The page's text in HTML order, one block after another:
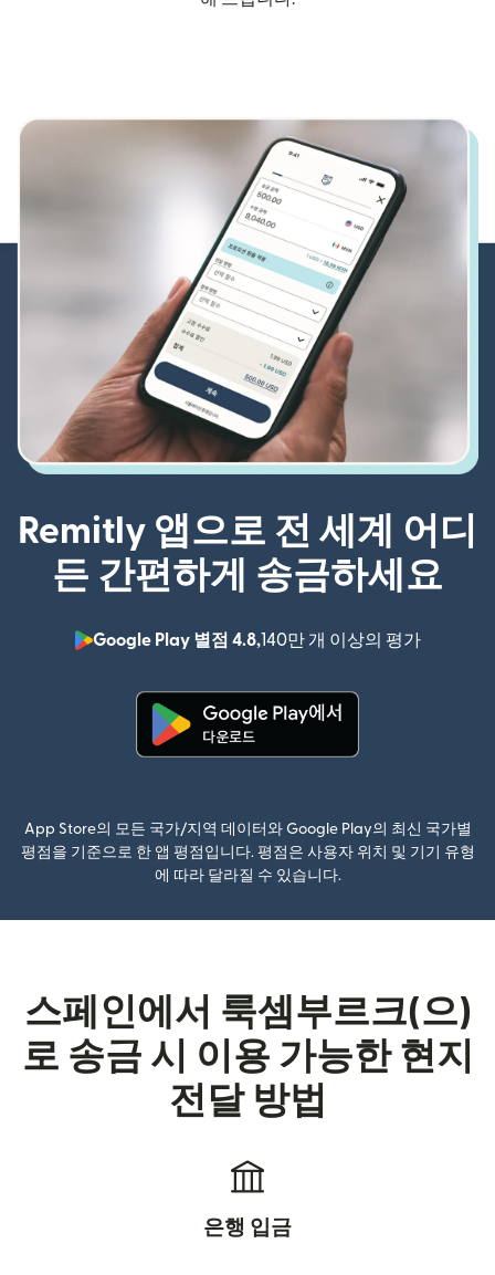
Remitly 앱으로 전 세계 어디
든 간편하게 송금하세요
Google Play 별점 4.8,140만 개 이상의 평가
App Store의 모든 국가/지역 데이터와 Google Play의 최신 국가별
평점을 기준으로 한 앱 평점입니다. 평점은 사용자 위치 및 기기 유형
에 따라 달라질 수 있습니다.
스페인에서 룩셈부르크(으)
로 송금 시 이용 가능한 현지
전달 방법
은행 입금